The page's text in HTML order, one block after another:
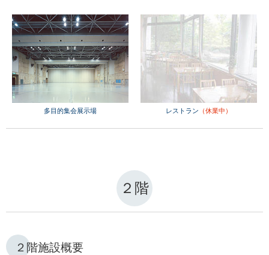
多目的集会展示場 レストラン （休業中）
２階
２階施設概要